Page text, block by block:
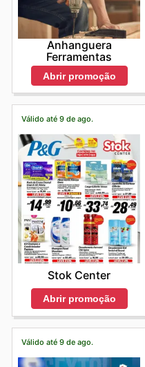
Anhanguera
Ferramentas
Abrir promoção
Válido até 9 de ago.
Stok Center
Abrir promoção
Válido até 9 de ago.